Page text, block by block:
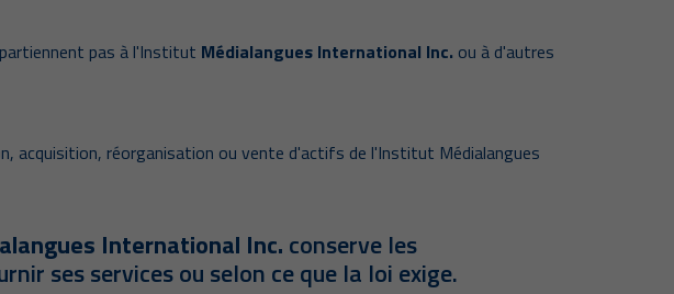
pas à l'Institut Médialangues International Inc. ou à d'autres
acquisition, réorganisation ou vente d'actifs de l'Institut Médialangues
International Inc. conserve les
ses services ou selon ce que la loi exige.